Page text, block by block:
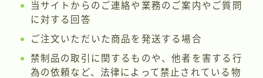
当サイトからのご連絡や業務のご案内やご質問
に対する回答
ご注文いただいた商品を発送する場合
禁制品の取引に関するものや、他者を害する行
為の依頼など、法律によって禁止されている物